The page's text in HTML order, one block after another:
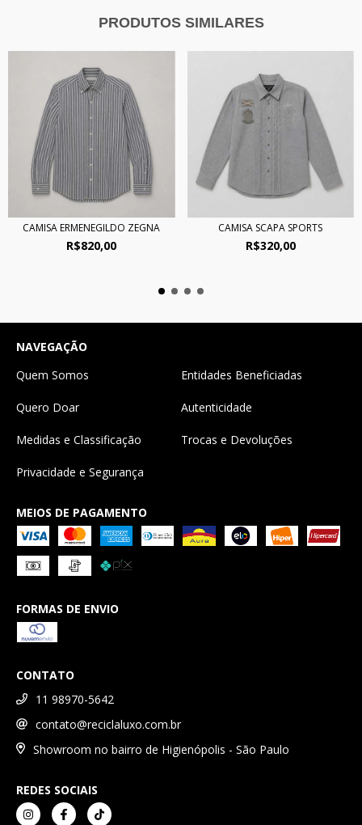
PRODUTOS SIMILARES
CAMISA ERMENEGILDO ZEGNA
R$820,00
CAMISA SCAPA SPORTS
R$320,00
NAVEGAÇÃO
Quem Somos
Entidades Beneficiadas
Quero Doar Autenticidade
Medidas e Classificação Trocas e Devoluções
Privacidade e Segurança
MEIOS DE PAGAMENTO
FORMAS DE ENVIO
CONTATO
11 98970-5642
contato@reciclaluxo.com.br
Showroom no bairro de Higienópolis - São Paulo
REDES SOCIAIS